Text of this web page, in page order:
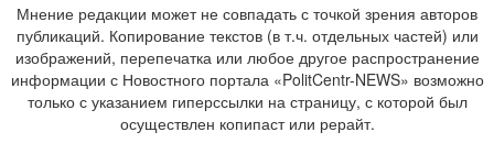
Мнение редакции может не совпадать с точкой зрения авторов
публикаций. Копирование текстов (в т.ч. отдельных частей) или
изображений, перепечатка или любое другое распространение
информации с Новостного портала «PolitCentr-NEWS» возможно
только с указанием гиперссылки на страницу, с которой был
осуществлен копипаст или рерайт.